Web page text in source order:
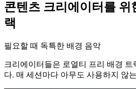
콘텐츠 크리에이터를 위
랙
필요할 때 독특한 배경 음악
크리에이터들은 로열티 프리 배경 트
다. 매 세션마다 아무도 사용하지 않